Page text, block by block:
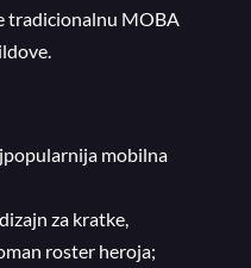
tradicionalnu MOBA
mobilna
za kratke,
roster heroja;